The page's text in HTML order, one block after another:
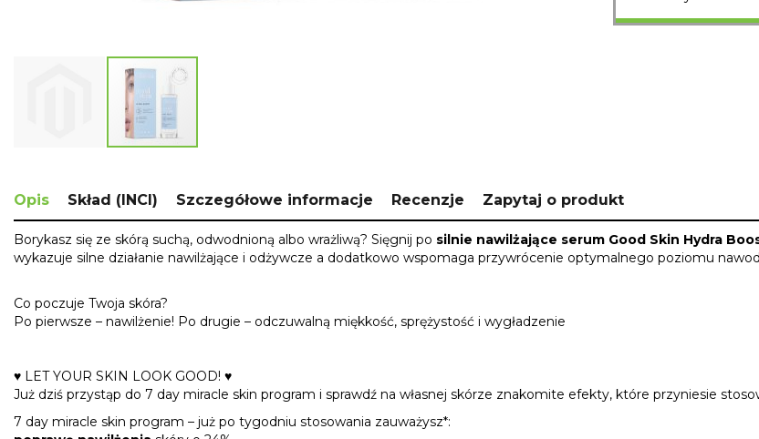
the
beginning
of
the
images
Opis Skład (INCI) Szczegółowe informacje Recenzje Zapytaj o produkt
Borykasz się ze skórą suchą, odwodnioną albo wrażliwą? Sięgnij po silnie nawilżające serum Good Skin Hydra
wykazuje silne działanie nawilżające i odżywcze a dodatkowo wspomaga przywrócenie optymalnego poziomu
Co poczuje Twoja skóra?
Po pierwsze – nawilżenie! Po drugie – odczuwalną miękkość, sprężystość i wygładzenie
♥ LET YOUR SKIN LOOK GOOD! ♥
Już dziś przystąp do 7 day miracle skin program i sprawdź na własnej skórze znakomite efekty, które przyniesie
7 day miracle skin program – już po tygodniu stosowania zauważysz*: